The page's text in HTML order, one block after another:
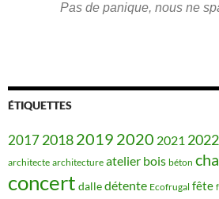
Pas de panique, nous ne
ÉTIQUETTES
201720182019 2020 2021 2022
architecte architecture atelier bois béton
concert dalledétente Ecofrugal fête